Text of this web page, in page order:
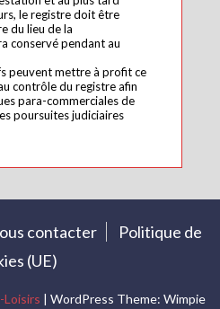
le registre doit être
du lieu de la
conservé pendant au
peuvent mettre à profit ce
contrôle du registre afin
para-commerciales de
poursuites judiciaires
contacter
Politique de
(UE)
Loisirs | WordPress Theme: Wimpie